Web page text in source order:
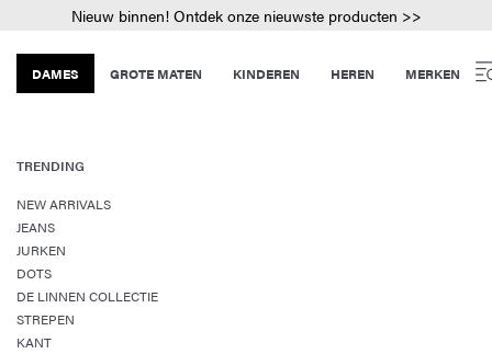
Nieuw binnen! Ontdek onze nieuwste producten >>
DAMES GROTE MATEN KINDEREN HEREN MERKEN
TRENDING
NEW ARRIVALS
JEANS
JURKEN
DOTS
DE LINNEN COLLECTIE
STREPEN
KANT